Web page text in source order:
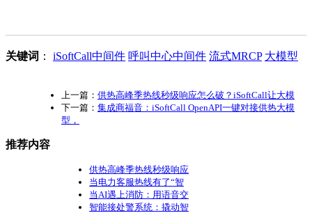
关键词 ： iSoftCall中间件 呼叫中心中间件 流式MRCP 大模型
上一篇： 供热高峰季热线秒级响应怎么破？iSoftCall让大模
下一篇： 集成商福音：iSoftCall OpenAPI一键对接供热大模
型，
推荐内容
供热高峰季热线秒级响应
当电力客服热线有了“智
当AI遇上消防：用语音交
智能接处警系统：撬动智